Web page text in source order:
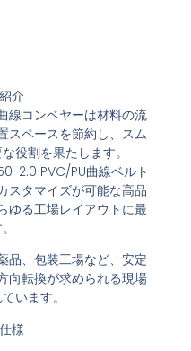
介
線コンベヤーは材料の流
スペースを節約し、スム
役割を果たします。
2.0 PVC/PU曲線ベルト
スタマイズが可能な高品
ゆる工場レイアウトに最
品、包装工場など、安定
向転換が求められる現場
います。
様